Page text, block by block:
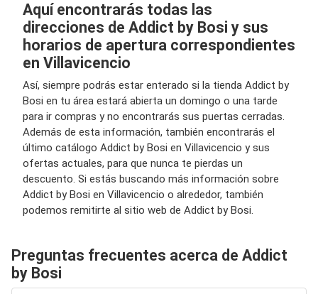
Aquí encontrarás todas las
direcciones de Addict by Bosi y sus
horarios de apertura correspondientes
en Villavicencio
Así, siempre podrás estar enterado si la tienda Addict by
Bosi en tu área estará abierta un domingo o una tarde
para ir compras y no encontrarás sus puertas cerradas.
Además de esta información, también encontrarás el
último catálogo Addict by Bosi en Villavicencio y sus
ofertas actuales, para que nunca te pierdas un
descuento. Si estás buscando más información sobre
Addict by Bosi en Villavicencio o alrededor, también
podemos remitirte al sitio web de Addict by Bosi.
Preguntas frecuentes acerca de Addict
by Bosi